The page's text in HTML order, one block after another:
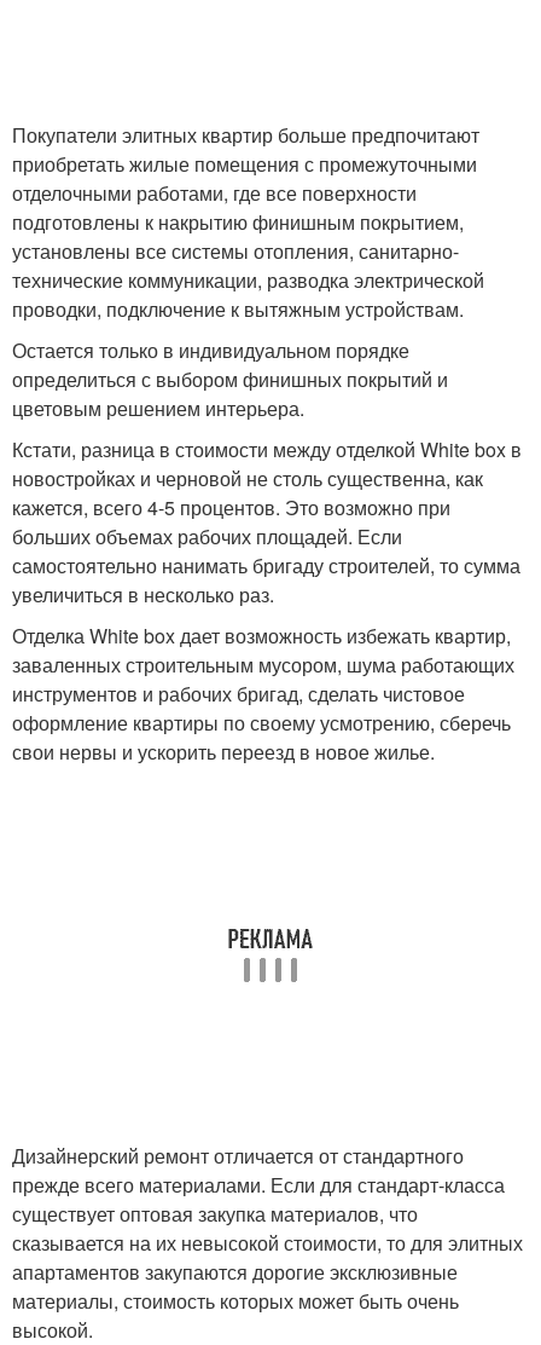
Покупатели элитных квартир больше предпочитают
приобретать жилые помещения с промежуточными
отделочными работами, где все поверхности
подготовлены к накрытию финишным покрытием,
установлены все системы отопления, санитарно-
технические коммуникации, разводка электрической
проводки, подключение к вытяжным устройствам.
Остается только в индивидуальном порядке
определиться с выбором финишных покрытий и
цветовым решением интерьера.
Кстати, разница в стоимости между отделкой White box в
новостройках и черновой не столь существенна, как
кажется, всего 4-5 процентов. Это возможно при
больших объемах рабочих площадей. Если
самостоятельно нанимать бригаду строителей, то сумма
увеличиться в несколько раз.
Отделка White box дает возможность избежать квартир,
заваленных строительным мусором, шума работающих
инструментов и рабочих бригад, сделать чистовое
оформление квартиры по своему усмотрению, сберечь
свои нервы и ускорить переезд в новое жилье.
Дизайнерский ремонт отличается от стандартного
прежде всего материалами. Если для стандарт-класса
существует оптовая закупка материалов, что
сказывается на их невысокой стоимости, то для элитных
апартаментов закупаются дорогие эксклюзивные
материалы, стоимость которых может быть очень
высокой.